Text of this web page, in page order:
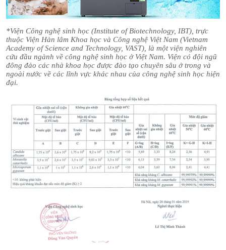
*Viện Công nghệ sinh học (Institute of Biotechnology, IBT), trực
thuộc Viện Hàn lâm Khoa học và Công nghệ Việt Nam (Vietnam
Academy of Science and Technology, VAST), là một viện nghiên
cứu đầu ngành về công nghệ sinh học ở Việt Nam. Viện có đội ngũ
đông đảo các nhà khoa học được đào tạo chuyên sâu ở trong và
ngoài nước về các lĩnh vực khác nhau của công nghệ sinh học hiện
đại.